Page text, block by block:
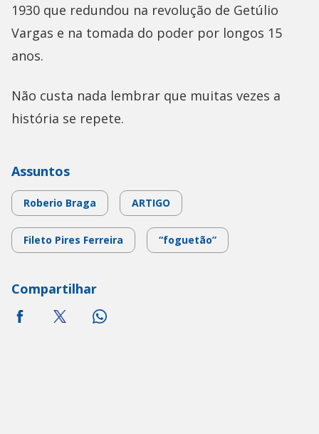
1930 que redundou na revolução de Getúlio
Vargas e na tomada do poder por longos 15
anos.
Não custa nada lembrar que muitas vezes a
história se repete.
Assuntos
Roberio Braga ARTIGO
Fileto Pires Ferreira “foguetão”
Compartilhar